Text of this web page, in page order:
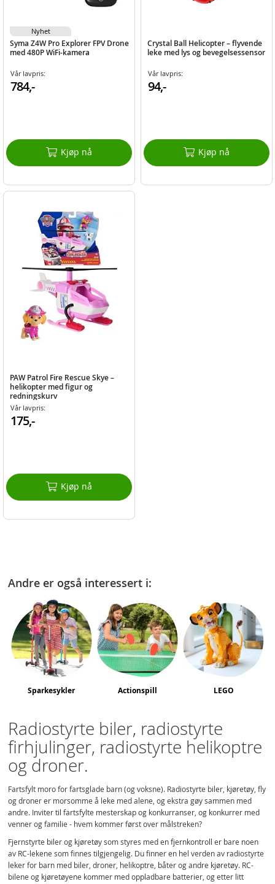
Syma Z4W Pro Explorer FPV Drone
med 480P WiFi-kamera
Vår lavpris:
784,-
Kjøp nå
Nyhet
Crystal Ball Helicopter – flyvende
leke med lys og bevegelsessensor
Vår lavpris:
94,-
Kjøp nå
PAW Patrol Fire Rescue Skye –
helikopter med figur og
redningskurv
Vår lavpris:
175,-
Kjøp nå
Andre er også interessert i:
Sparkesykler Actionspill LEGO
Radiostyrte biler, radiostyrte
firhjulinger, radiostyrte helikoptre
og droner.
Fartsfylt moro for fartsglade barn (og voksne). Radiostyrte biler, kjøretøy, fly
og droner er morsomme å leke med alene, og ekstra gøy sammen med
andre. Inviter til fartsfylte mesterskap og konkurranser, og konkurrer med
venner og familie - hvem kommer først over målstreken?
Fjernstyrte biler og kjøretøy som styres med en fjernkontroll er bare noen
av RC-lekene som finnes tilgjengelig. Du finner en hel verden av radiostyrte
leker for barn med biler, droner, helikoptre, båter og andre kjøretøy. RC-
bilene og kjøretøyene kommer med oppladbare batterier, og etter litt